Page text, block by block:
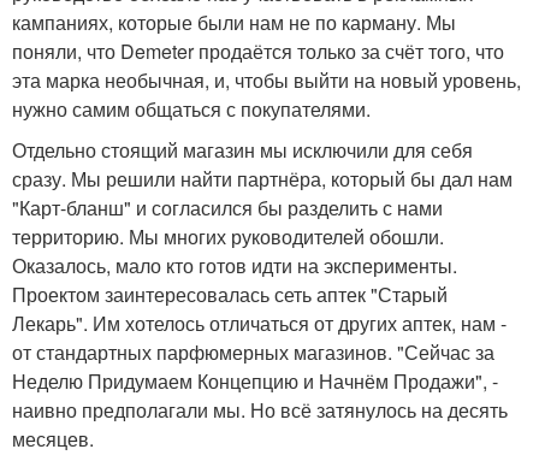
кампаниях, которые были нам не по карману. Мы
поняли, что Demeter продаётся только за счёт того, что
эта марка необычная, и, чтобы выйти на новый уровень,
нужно самим общаться с покупателями.
Отдельно стоящий магазин мы исключили для себя
сразу. Мы решили найти партнёра, который бы дал нам
"Карт-бланш" и согласился бы разделить с нами
территорию. Мы многих руководителей обошли.
Оказалось, мало кто готов идти на эксперименты.
Проектом заинтересовалась сеть аптек "Старый
Лекарь". Им хотелось отличаться от других аптек, нам -
от стандартных парфюмерных магазинов. "Сейчас за
Неделю Придумаем Концепцию и Начнём Продажи", -
наивно предполагали мы. Но всё затянулось на десять
месяцев.